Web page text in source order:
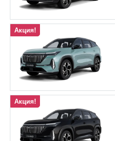
Акция!
Акция!